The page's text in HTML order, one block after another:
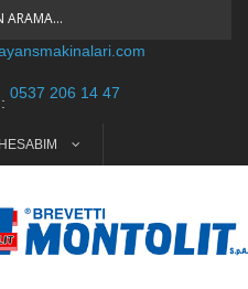
ARAMA...
0537 206 14 47
HESABIM